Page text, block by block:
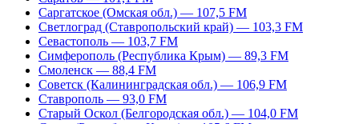
Саргатское (Омская обл.) — 107,5 FM
Светлоград (Ставропольский край) — 103,3 FM
Севастополь — 103,7 FM
Симферополь (Республика Крым) — 89,3 FM
Смоленск — 88,4 FM
Советск (Калининградская обл.) — 106,9 FM
Ставрополь — 93,0 FM
Старый Оскол (Белгородская обл.) — 104,0 FM